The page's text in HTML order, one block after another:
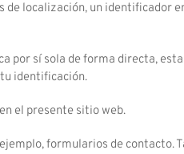
localización, un identificador
por sí sola de forma directa,
identificación.
el presente sitio web.
formularios de contacto.